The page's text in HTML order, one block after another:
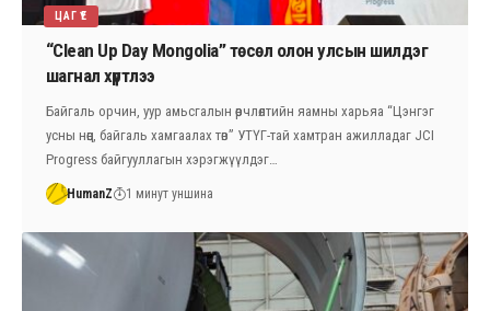
ЦАГ ҮЕ
“Clean Up Day Mongolia” төсөл олон улсын шилдэг
шагнал хүртлээ
Байгаль орчин, уур амьсгалын өөрчлөлтийн яамны харьяа “Цэнгэг
усны нөөц, байгаль хамгаалах төв” УТҮГ-тай хамтран ажилладаг JCI
Progress байгууллагын хэрэгжүүлдэг…
HumanZ 1 минут уншина